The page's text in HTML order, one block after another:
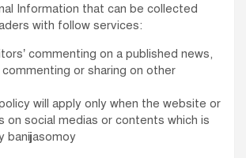
Information that can be collected
with follow services:
commenting on a published news,
commenting or sharing on other
will apply only when the website or
on social medias or contents which is
banijjasomoy